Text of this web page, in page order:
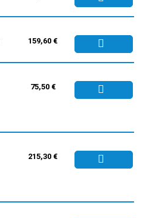
159,60 €
75,50 €
215,30 €